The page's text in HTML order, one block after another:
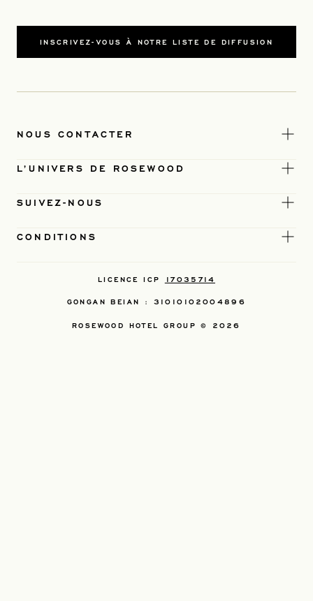
INSCRIVEZ-VOUS À NOTRE LISTE DE DIFFUSION
NOUS CONTACTER
L’UNIVERS DE ROSEWOOD
SUIVEZ-NOUS
CONDITIONS
LICENCE ICP 17035714
GONGAN BEIAN : 31010102004896
ROSEWOOD HOTEL GROUP © 2026